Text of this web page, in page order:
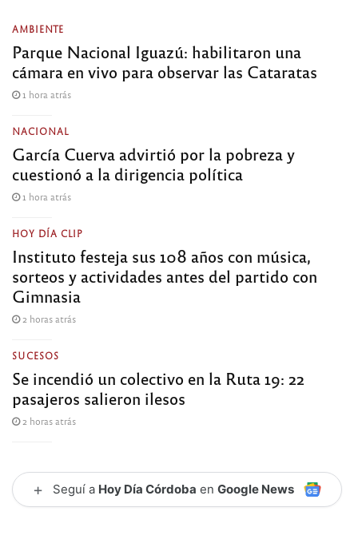
AMBIENTE
Parque Nacional Iguazú: habilitaron una
cámara en vivo para observar las Cataratas
1 hora atrás
NACIONAL
García Cuerva advirtió por la pobreza y
cuestionó a la dirigencia política
1 hora atrás
HOY DÍA CLIP
Instituto festeja sus 108 años con música,
sorteos y actividades antes del partido con
Gimnasia
2 horas atrás
SUCESOS
Se incendió un colectivo en la Ruta 19: 22
pasajeros salieron ilesos
2 horas atrás
+ Seguí a Hoy Día Córdoba en Google News